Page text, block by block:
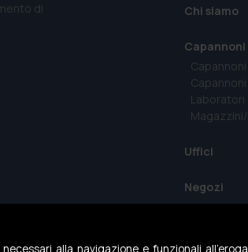
di
Chi siamo
Capannoni
Laboratori
Uffici
Negozi
alla navigazione e funzionali